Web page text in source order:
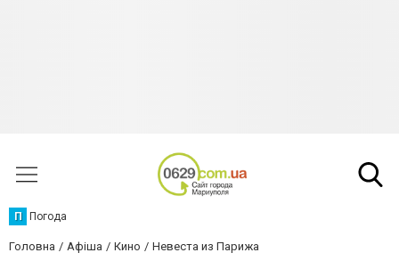
П Погода
Головна Афіша Кино Невеста из Парижа